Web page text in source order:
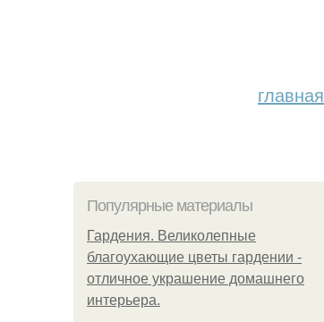
главная
Популярные материалы
Гардения. Великолепные
благоухающие цветы гардении -
отличное украшение домашнего
интерьера.